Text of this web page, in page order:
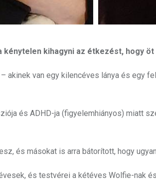
kénytelen kihagyni az étkezést, hogy
akinek van egy kilencéves lánya és egy
és ADHD-ja (figyelemhiányos) miatt
és másokat is arra bátorított, hogy
és testvérei a kétéves Wolfie-nak